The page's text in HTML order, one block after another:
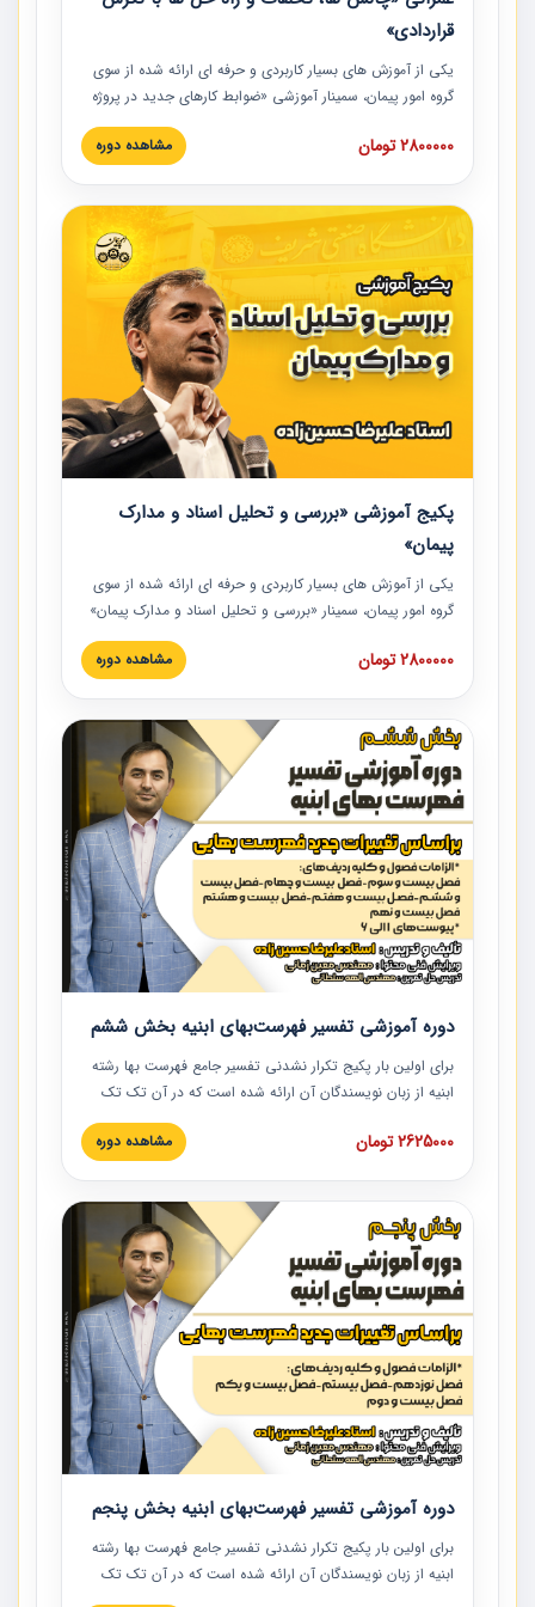
قراردادی»
یکی از آموزش‏‏‏‏‏‏ های بسیار کاربردی و حرفه‏ ای ارائه شده از سوی
گروه امور پیمان، سمینار آموزشی «ضوابط کارهای جدید در پروژه
های عمرانی» چالش ها، تخلفات و راه حل ها با نگرش قراردادی
است که در محل سندیکای شرکت های ساختمانی کشور ارائه شد.
مدارک پیمان به همراه تجربیات عملی ارائه شده است.
2800000 تومان مشاهده دوره
پکیج آموزشی «بررسی و تحلیل اسناد و مدارک
پیمان»
یکی از آموزش‏‏‏‏‏‏ های بسیار کاربردی و حرفه‏ ای ارائه شده از سوی
گروه امور پیمان، سمینار «بررسی و تحلیل اسناد و مدارک پیمان»
است که در دانشگاه صنعتی شریف ارائه شد. در این آموزش
نکات کلیدی مربوط به اسناد و مدارک پیمان، اولویت بندی اسناد
پیمان به همراه تجربیات عملی در این خصوص ارائه شده است.
2800000 تومان مشاهده دوره
دوره آموزشی تفسیر فهرست‌بهای ابنیه بخش ششم
برای اولین بار پکیج تکرار نشدنی تفسیر جامع فهرست بها رشته
ابنیه از زبان نویسندگان آن ارائه شده است که در آن تک تک
ردیف ها و مطالب فهرست بها تفسیر و ارائه شده است. این
دوره به صورت کامل تصویری بوده و به همراه تصاویر عملیات
دوره با کلام مهندس علیرضاحسین‌زاده مدیر پروژه مهندسی
مشاور در امر بازنگری فهرست بها رشته ابنیه ارائه شده و به تمام
همکارانی که در حوزه صنعت ساخت در حال فعالیت هستند حتما
توصیه می کنیم از مطالب این دوره استفاده نمایند.
2625000 تومان مشاهده دوره
دوره آموزشی تفسیر فهرست‌بهای ابنیه بخش پنجم
برای اولین بار پکیج تکرار نشدنی تفسیر جامع فهرست بها رشته
ابنیه از زبان نویسندگان آن ارائه شده است که در آن تک تک
ردیف ها و مطالب فهرست بها تفسیر و ارائه شده است. این